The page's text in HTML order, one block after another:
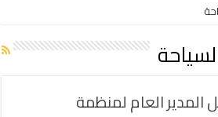
المدير العام لمنظمة